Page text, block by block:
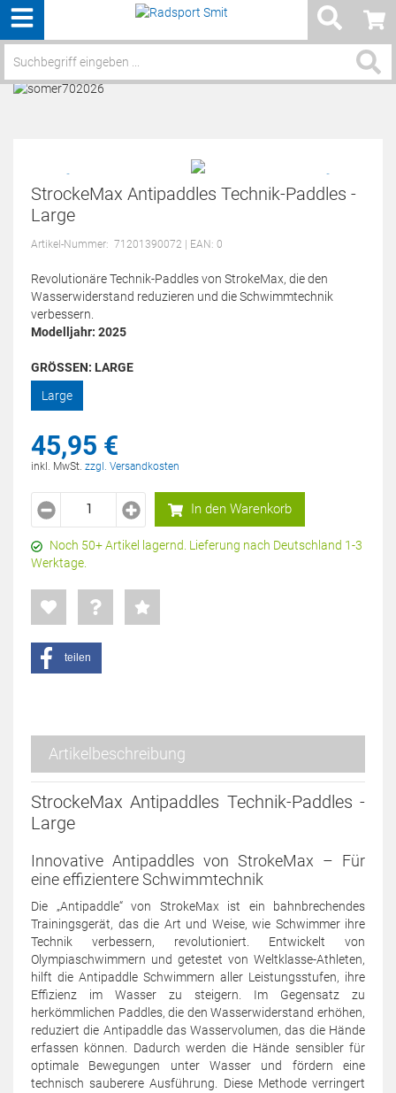
Menü
Service / Hilfe
StrockeMax Antipaddles Technik-Paddles -
Large
Artikel-Nummer: 71201390072 | EAN: 0
Revolutionäre Technik-Paddles von StrokeMax, die den
Wasserwiderstand reduzieren und die Schwimmtechnik
verbessern.
Modelljahr: 2025
GRÖSSEN: LARGE
Large
45,95 €
inkl. MwSt. zzgl. Versandkosten
In den Warenkorb
Noch 50+ Artikel lagernd. Lieferung nach Deutschland 1-3
Werktage.
teilen
Artikelbeschreibung
StrockeMax Antipaddles Technik-Paddles -
Large
Innovative Antipaddles von StrokeMax – Für
eine effizientere Schwimmtechnik
Die „Antipaddle“ von StrokeMax ist ein bahnbrechendes
Trainingsgerät, das die Art und Weise, wie Schwimmer ihre
Technik verbessern, revolutioniert. Entwickelt von
Olympiaschwimmern und getestet von Weltklasse-Athleten,
hilft die Antipaddle Schwimmern aller Leistungsstufen, ihre
Effizienz im Wasser zu steigern. Im Gegensatz zu
herkömmlichen Paddles, die den Wasserwiderstand erhöhen,
reduziert die Antipaddle das Wasservolumen, das die Hände
erfassen können. Dadurch werden die Hände sensibler für
optimale Bewegungen unter Wasser und fördern eine
technisch sauberere Ausführung. Diese Methode verringert